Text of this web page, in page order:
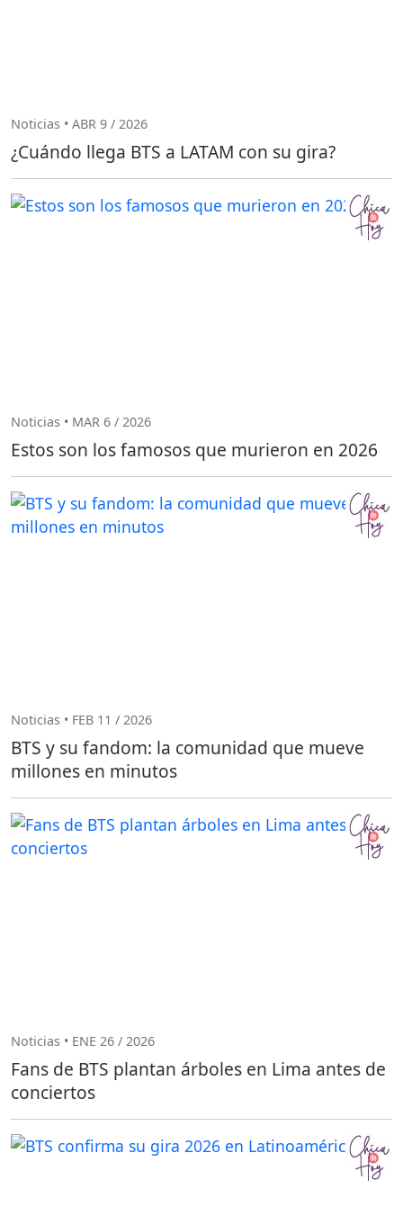
Noticias • ABR 9 / 2026
¿Cuándo llega BTS a LATAM con su gira?
Noticias • MAR 6 / 2026
Estos son los famosos que murieron en 2026
Noticias • FEB 11 / 2026
BTS y su fandom: la comunidad que mueve
millones en minutos
Noticias • ENE 26 / 2026
Fans de BTS plantan árboles en Lima antes de
conciertos